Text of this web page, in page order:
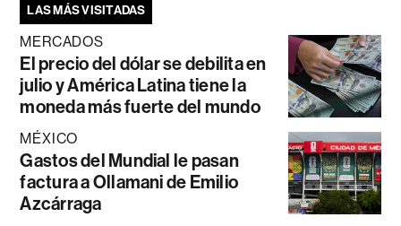
LAS MÁS VISITADAS
MERCADOS
El precio del dólar se debilita en
julio y América Latina tiene la
moneda más fuerte del mundo
MÉXICO
Gastos del Mundial le pasan
factura a Ollamani de Emilio
Azcárraga